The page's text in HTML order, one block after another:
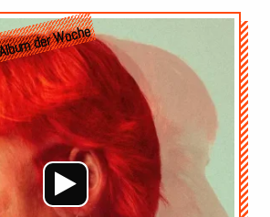
der Woche
Audio-
Player